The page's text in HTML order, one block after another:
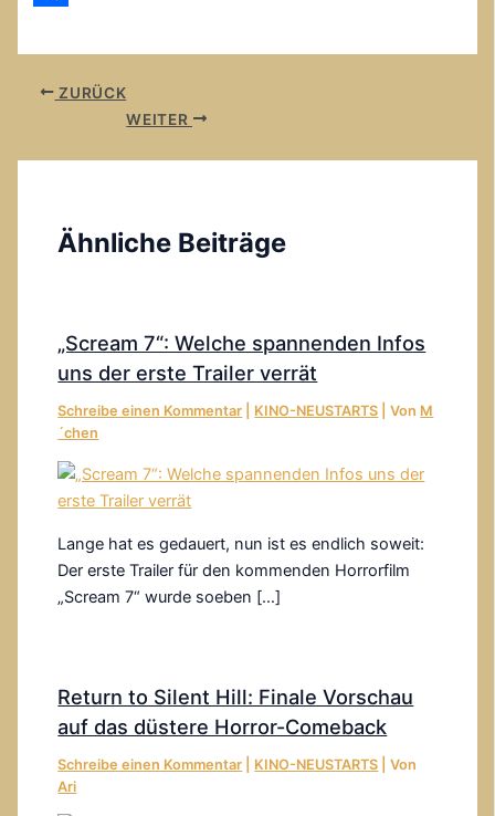
ZURÜCK
WEITER
Ähnliche Beiträge
„Scream 7“: Welche spannenden Infos
uns der erste Trailer verrät
Schreibe einen Kommentar KINO-NEUSTARTS | Von M
´chen
Lange hat es gedauert, nun ist es endlich soweit:
Der erste Trailer für den kommenden Horrorfilm
„Scream 7“ wurde soeben […]
Return to Silent Hill: Finale Vorschau
auf das düstere Horror-Comeback
Schreibe einen Kommentar KINO-NEUSTARTS | Von
Ari